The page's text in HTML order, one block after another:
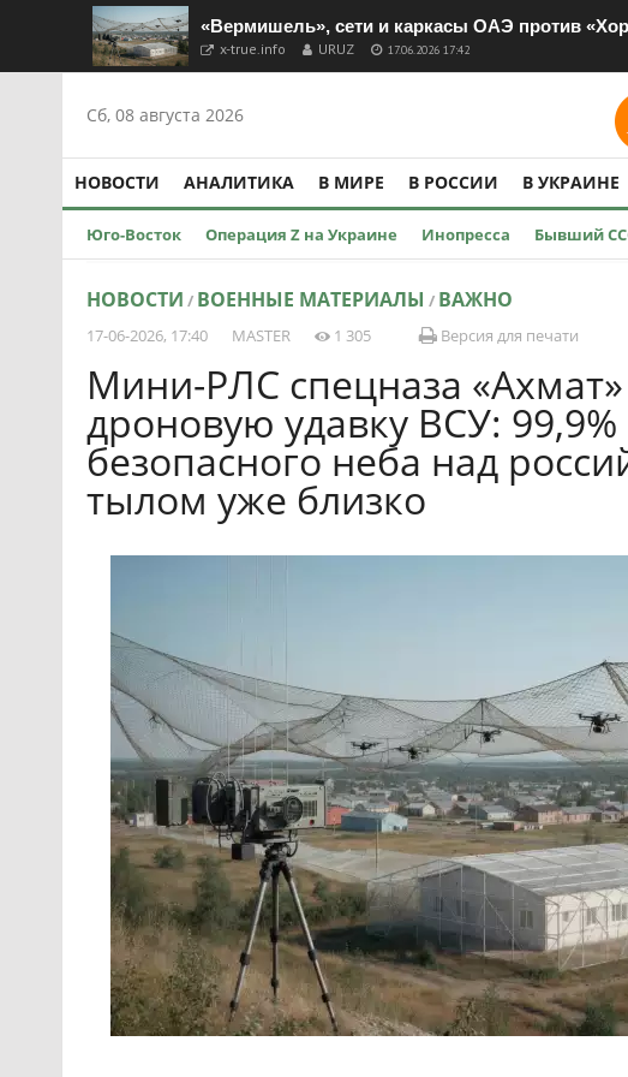
«Вермишель», сети и каркасы ОАЭ против
x-true.info URUZ 17.06.2026 17:42